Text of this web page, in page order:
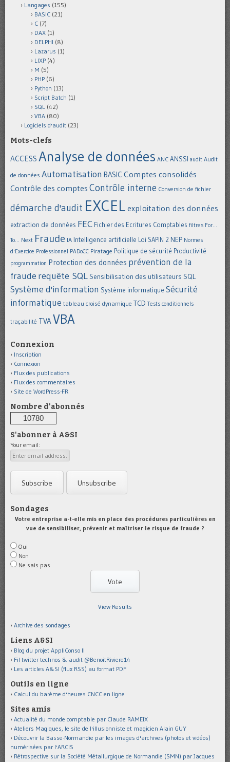
Langages (155)
BASIC (21)
C (7)
DAX (1)
DELPHI (8)
Lazarus (1)
LIXP (4)
M (5)
PHP (6)
Python (13)
Script Batch (1)
SQL (42)
VBA (80)
Logiciels d'audit (23)
Mots-clefs
ACCESS Analyse de données ANC ANSSI audit Audit
de données Automatisation BASIC Comptes consolidés
Contrôle des comptes Contrôle interne Conversion de fichier
démarche d'audit EXCEL exploitation des données
extraction de données FEC Fichier des Ecritures Comptables filtres For...
To... Next Fraude IA Intelligence artificielle Loi SAPIN 2 NEP Normes
d'Exercice Professionnel PADoCC Piratage Politique de sécurité Productivité
programmation Protection des données prévention de la
fraude requête SQL Sensibilisation des utilisateurs SQL
Système d'information Système informatique Sécurité
informatique tableau croisé dynamique TCD Tests conditionnels
traçabilité TVAVBA
Connexion
Inscription
Connexion
Flux des publications
Flux des commentaires
Site de WordPress-FR
Nombre d'abonnés
10780
S'abonner à A&SI
Your email:
Sondages
Votre entreprise a-t-elle mis en place des procédures particulières en
vue de sensibiliser, prévenir et maîtriser le risque de fraude ?
Oui
Non
Ne sais pas
View Results
Archive des sondages
Liens A&SI
Blog du projet AppliConso II
Fil twitter technos & audit @BenoitRiviere14
Les articles A&SI (flux RSS) au format PDF
Outils en ligne
Calcul du barème d'heures CNCC en ligne
Sites amis
Actualité du monde comptable par Claude RAMEIX
Ateliers Magiques, le site de l'illusionniste et magicien Alain GUY
Découvrir la Basse-Normandie par les images d'archives (photos et vidéos)
numérisées par l'ARCIS
Rétrospective sur la Société Métallurgique de Normandie (SMN) par Jacques